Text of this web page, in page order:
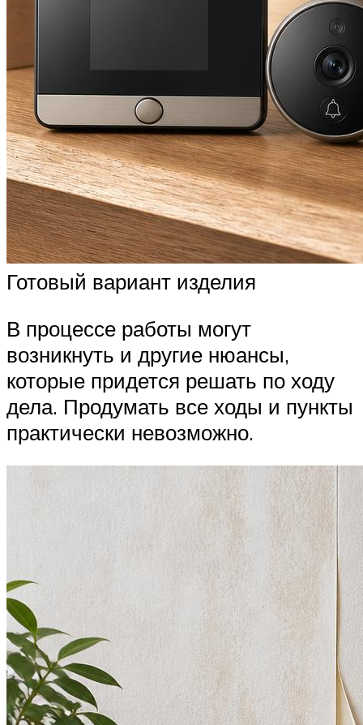
Готовый вариант изделия
В процессе работы могут
возникнуть и другие нюансы,
которые придется решать по ходу
дела. Продумать все ходы и пункты
практически невозможно.